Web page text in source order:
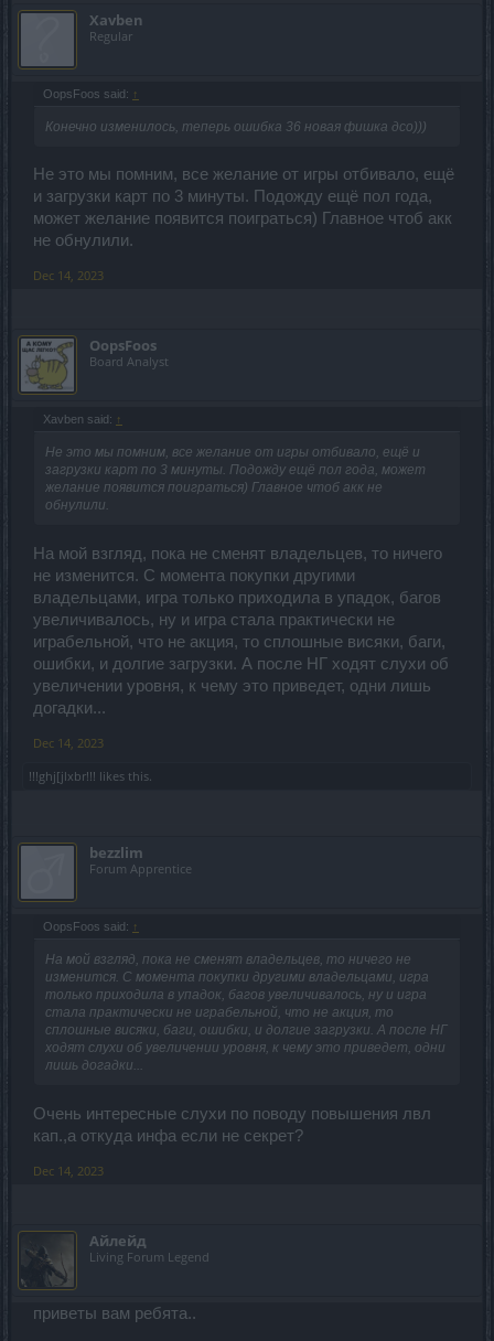
Xavben
Regular
OopsFoos said: ↑
Конечно изменилось, теперь ошибка 36 новая фишка дсо)))
Не это мы помним, все желание от игры отбивало, ещё
и загрузки карт по 3 минуты. Подожду ещё пол года,
может желание появится поиграться) Главное чтоб акк
не обнулили.
Dec 14, 2023
OopsFoos
Board Analyst
Xavben said: ↑
Не это мы помним, все желание от игры отбивало, ещё и
загрузки карт по 3 минуты. Подожду ещё пол года, может
желание появится поиграться) Главное чтоб акк не
обнулили.
На мой взгляд, пока не сменят владельцев, то ничего
не изменится. С момента покупки другими
владельцами, игра только приходила в упадок, багов
увеличивалось, ну и игра стала практически не
играбельной, что не акция, то сплошные висяки, баги,
ошибки, и долгие загрузки. А после НГ ходят слухи об
увеличении уровня, к чему это приведет, одни лишь
догадки...
Dec 14, 2023
!!!ghj[jlxbr!!! likes this.
bezzlim
Forum Apprentice
OopsFoos said: ↑
На мой взгляд, пока не сменят владельцев, то ничего не
изменится. С момента покупки другими владельцами, игра
только приходила в упадок, багов увеличивалось, ну и игра
стала практически не играбельной, что не акция, то
сплошные висяки, баги, ошибки, и долгие загрузки. А после НГ
ходят слухи об увеличении уровня, к чему это приведет, одни
лишь догадки...
Очень интересные слухи по поводу повышения лвл
кап.,а откуда инфа если не секрет?
Dec 14, 2023
Айлейд
Living Forum Legend
приветы вам ребята..